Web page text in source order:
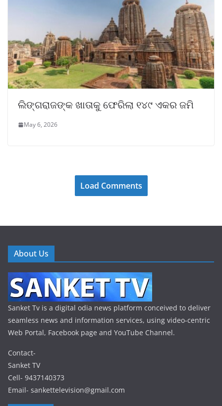
ଲିଙ୍ଗରାଜଙ୍କ ଖାତାକୁ ଫେରିଲା ୧୪୯ ଏକର ଜମି
May 6, 2026
Load Comments
About Us
Sanket Tv is a digital odia news platform conceived to deliver
seamless news and information services, using video-centric
Web Portal, Facebook page and YouTube Channel.
Contact-
Sanket TV
Cell- 9437140373
Email- sankettelevision@gmail.com